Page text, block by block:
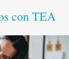
con TEA